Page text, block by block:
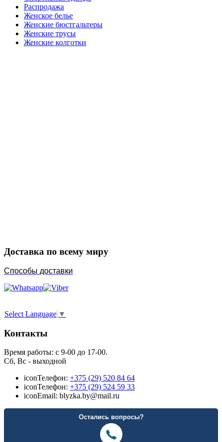
Распродажа
Женское белье
Женские бюстгальтеры
Женские трусы
Женские колготки
Доставка по всему миру
Способы доставки
Select Language ▼
Контакты
Время работы: с 9-00 до 17-00.
Сб, Вс - выходной
iconТелефон: +375 (29) 520 84 64
iconТелефон: +375 (29) 524 59 33
iconEmail: blyzka.by@mail.ru